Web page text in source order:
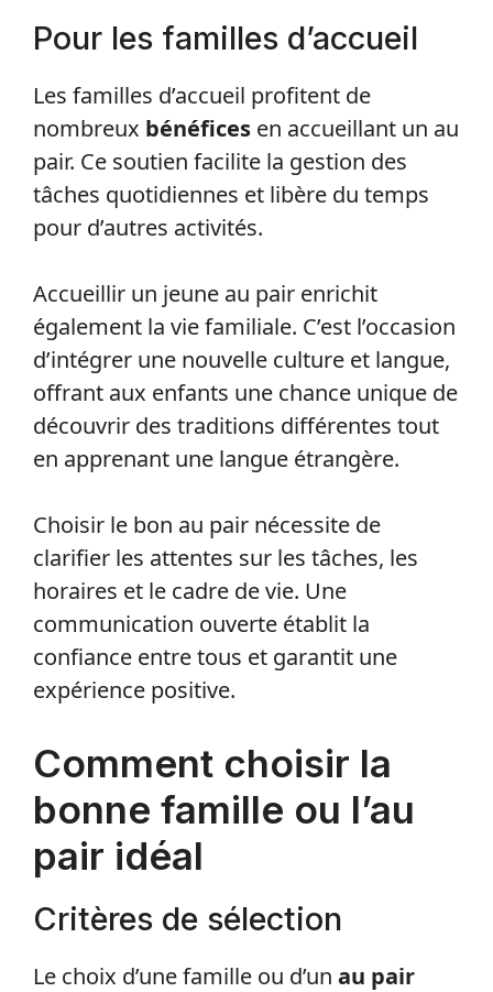
Pour les familles d’accueil
Les familles d’accueil profitent de
nombreux bénéfices en accueillant un au
pair. Ce soutien facilite la gestion des
tâches quotidiennes et libère du temps
pour d’autres activités.
Accueillir un jeune au pair enrichit
également la vie familiale. C’est l’occasion
d’intégrer une nouvelle culture et langue,
offrant aux enfants une chance unique de
découvrir des traditions différentes tout
en apprenant une langue étrangère.
Choisir le bon au pair nécessite de
clarifier les attentes sur les tâches, les
horaires et le cadre de vie. Une
communication ouverte établit la
confiance entre tous et garantit une
expérience positive.
Comment choisir la
bonne famille ou l’au
pair idéal
Critères de sélection
Le choix d’une famille ou d’un au pair